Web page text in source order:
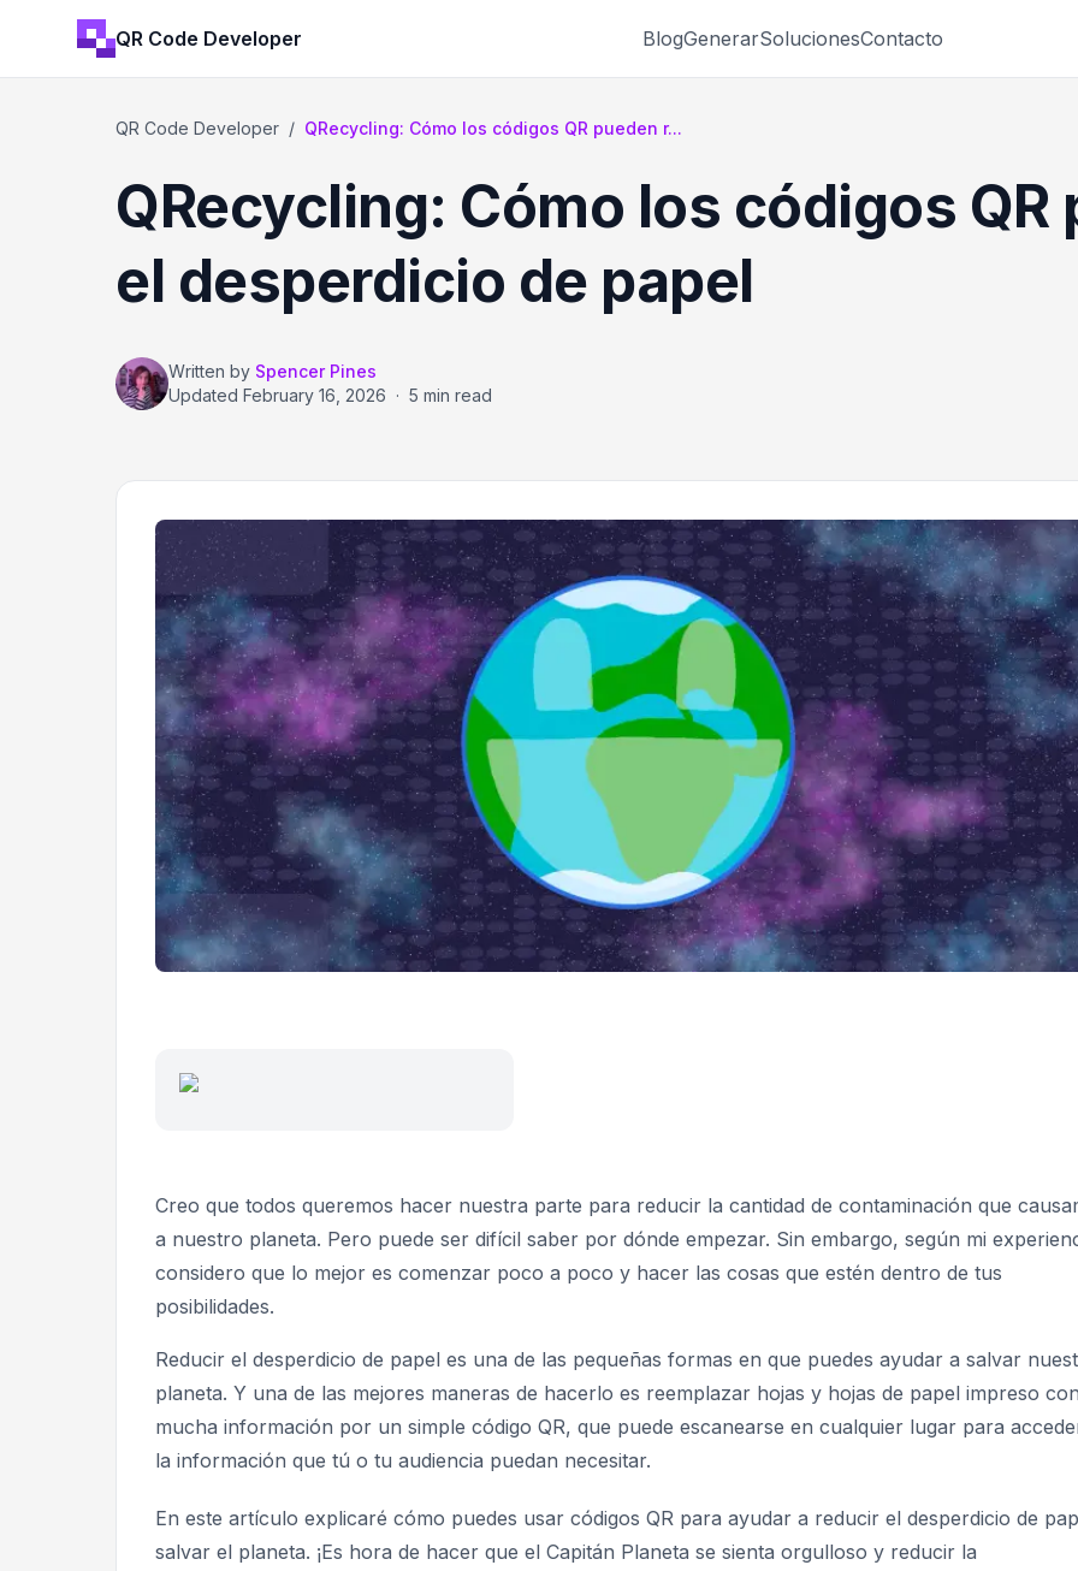
QR Code Developer BlogGenerarSolucionesContacto
QR Code Developer / QRecycling: Cómo los códigos QR pueden r...
QRecycling: Cómo los códigos
el desperdicio de papel
Written by Spencer Pines
Updated February 16, 2026 · 5 min read
Creo que todos queremos hacer nuestra parte para reducir la cantidad de contaminación que
a nuestro planeta. Pero puede ser difícil saber por dónde empezar. Sin embargo, según mi
considero que lo mejor es comenzar poco a poco y hacer las cosas que estén dentro de tus
posibilidades.
Reducir el desperdicio de papel es una de las pequeñas formas en que puedes ayudar a salvar
planeta. Y una de las mejores maneras de hacerlo es reemplazar hojas y hojas de papel impreso con
mucha información por un simple código QR, que puede escanearse en cualquier lugar para
la información que tú o tu audiencia puedan necesitar.
En este artículo explicaré cómo puedes usar códigos QR para ayudar a reducir el desperdicio de
salvar el planeta. ¡Es hora de hacer que el Capitán Planeta se sienta orgulloso y reducir la